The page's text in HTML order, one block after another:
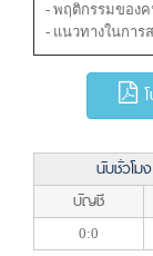
- พฤติกรรมของ
- แนวทางในการ
นับชั่วโม
บัญชี
0:0